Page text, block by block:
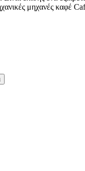
μηχανές καφέ